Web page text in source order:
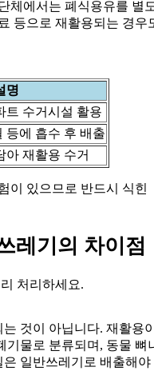
체에서는 폐식용유를 별
등으로 재활용되는 경우
명
트 수거시설 활용
등에 흡수 후 배출
아 재활용 수거
이 있으므로 반드시 식힌
레기의 차이점
것이 아닙니다. 재활용
기물로 분류되며, 동물 뼈
일반쓰레기로 배출해야